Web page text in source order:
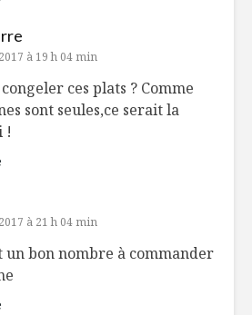
à 19 h 04 min
ces plats ? Comme
sont seules,ce serait la
!
à 21 h 04 min
un bon nombre à commander